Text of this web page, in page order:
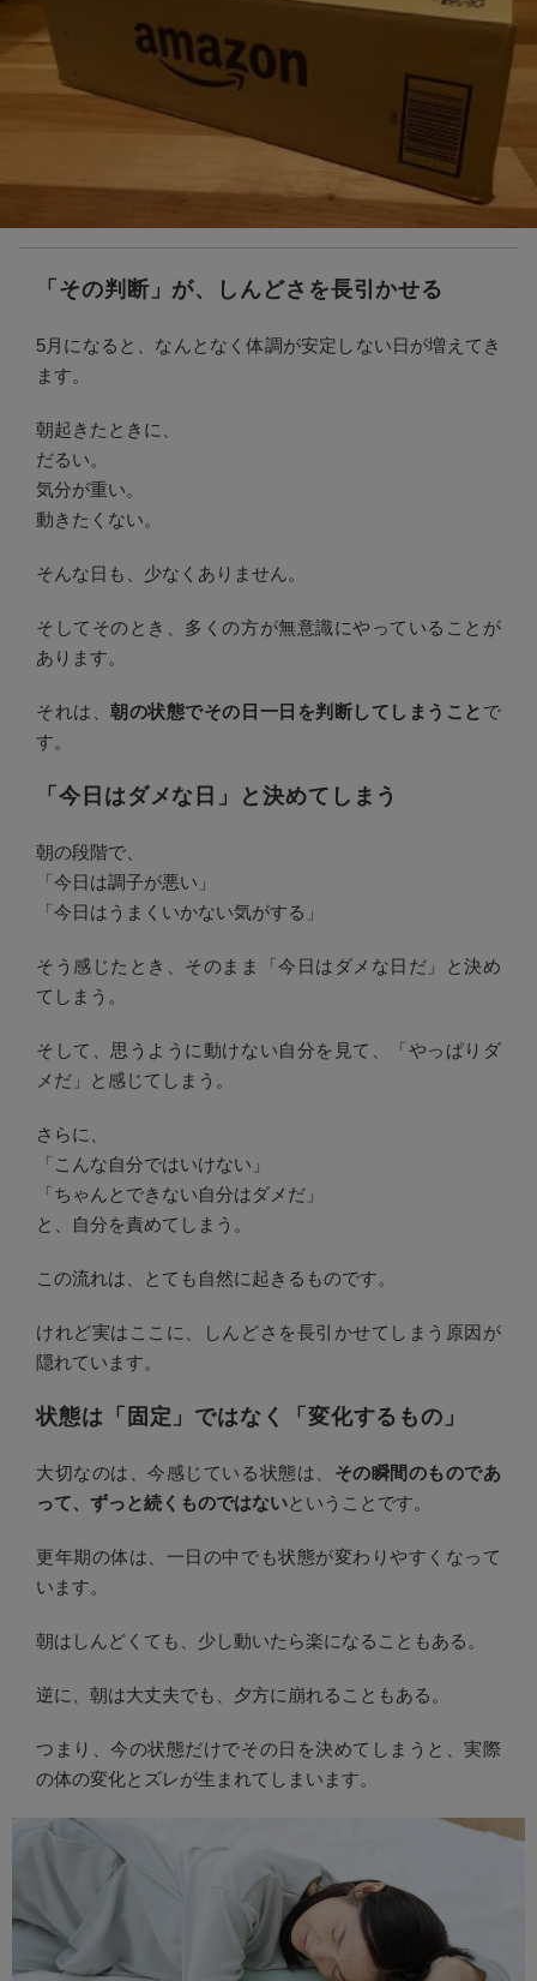
「その判断」が、しんどさを長引かせる
5月になると、なんとなく体調が安定しない日が増えてき
ます。
朝起きたときに、
だるい。
気分が重い。
動きたくない。
そんな日も、少なくありません。
そしてそのとき、多くの方が無意識にやっていることが
あります。
それは、朝の状態でその日一日を判断してしまうこと で
す。
「今日はダメな日」と決めてしまう
朝の段階で、
「今日は調子が悪い」
「今日はうまくいかない気がする」
そう感じたとき、そのまま「今日はダメな日だ」と決め
てしまう。
そして、思うように動けない自分を見て、「やっぱりダ
メだ」と感じてしまう。
さらに、
「こんな自分ではいけない」
「ちゃんとできない自分はダメだ」
と、自分を責めてしまう。
この流れは、とても自然に起きるものです。
けれど実はここに、しんどさを長引かせてしまう原因が
隠れています。
状態は「固定」ではなく「変化するもの」
大切なのは、今感じている状態は、 その瞬間のものであ
って、ずっと続くものではないということです。
更年期の体は、一日の中でも状態が変わりやすくなって
います。
朝はしんどくても、少し動いたら楽になることもある。
逆に、朝は大丈夫でも、夕方に崩れることもある。
つまり、今の状態だけでその日を決めてしまうと、実際
の体の変化とズレが生まれてしまいます。